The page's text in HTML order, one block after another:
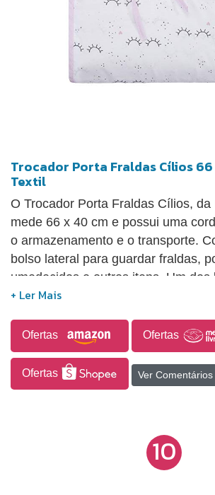
Trocador Porta Fraldas Cílios 66
Textil
O Trocador Porta Fraldas Cílios, da
mede 66 x 40 cm e possui uma
o armazenamento e o transporte.
bolso lateral para guardar fraldas,
umedecidos e outros itens. Um dos
impermeável, o que torna a limpeza
Ofertas Ofertas
Ofertas Ver Comentários
10